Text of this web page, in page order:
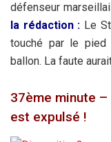
défenseur
la rédaction : Le
touché par le
ballon. La faute
37ème minute
est expulsé !